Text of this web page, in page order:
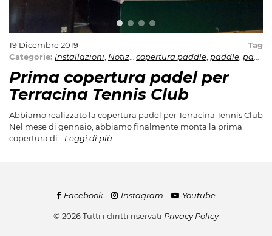
19 Dicembre 2019
Categorie: Installazioni, Notizie ,Novità
Tag
copertura paddle, paddle, padel
Prima copertura padel per
Terracina Tennis Club
Abbiamo realizzato la copertura padel per Terracina Tennis Club
Nel mese di gennaio, abbiamo finalmente monta la prima
copertura di… Leggi di più
Facebook Instagram Youtube
© 2026 Tutti i diritti riservati Privacy Policy